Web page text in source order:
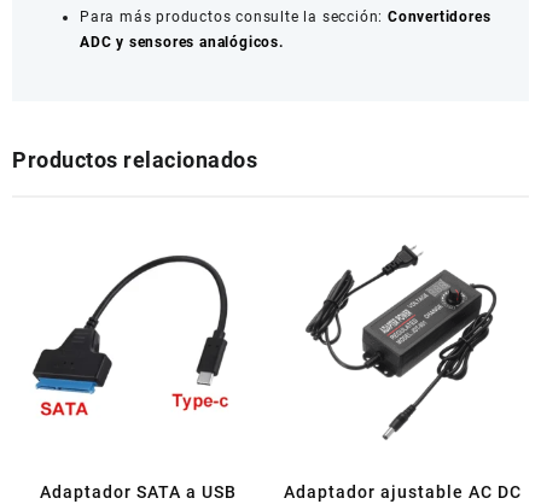
Para más productos consulte la sección: Convertidores
ADC y sensores analógicos.
Productos relacionados
Adaptador SATA a USB
Adaptador ajustable AC DC